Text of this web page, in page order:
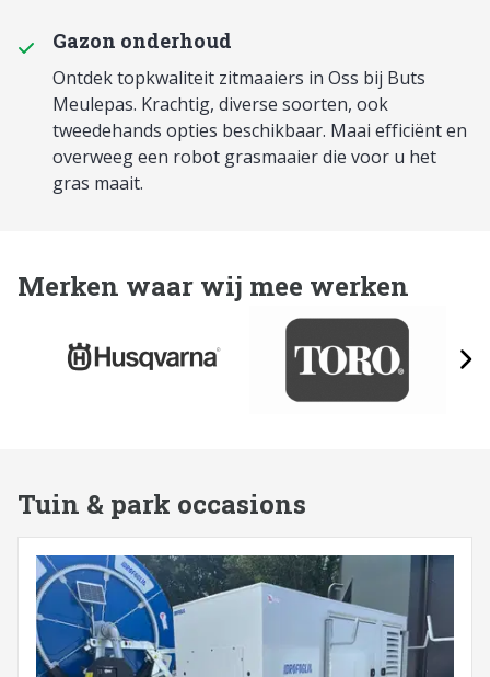
Gazon onderhoud
Ontdek topkwaliteit zitmaaiers in Oss bij Buts
Meulepas. Krachtig, diverse soorten, ook
tweedehands opties beschikbaar. Maai efficiënt en
overweeg een robot grasmaaier die voor u het
gras maait.
Merken waar wij mee werken
Tuin & park occasions